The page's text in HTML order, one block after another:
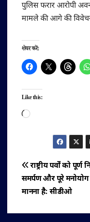
पुलिस फरार आरोपी
मामले की आगे की
शेयर करें:
Like this:
Loading…
पोस्ट
नेविगेशन
राष्ट्रीय पर्वों को पूर्ण
समर्पण और पूरे
मानना है: सीडीओ